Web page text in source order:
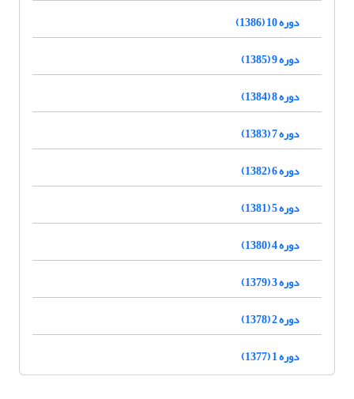
دوره 10 (1386)
دوره 9 (1385)
دوره 8 (1384)
دوره 7 (1383)
دوره 6 (1382)
دوره 5 (1381)
دوره 4 (1380)
دوره 3 (1379)
دوره 2 (1378)
دوره 1 (1377)